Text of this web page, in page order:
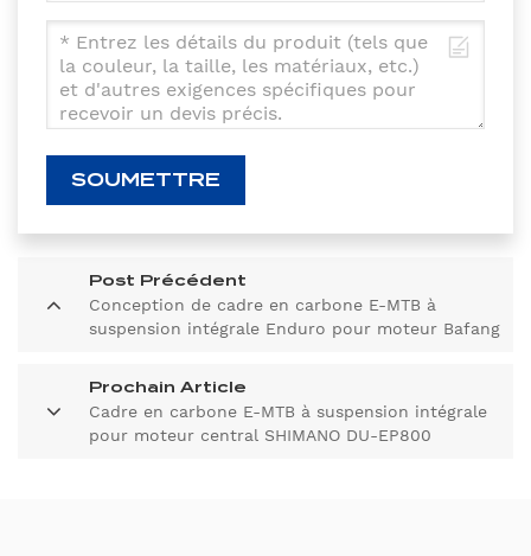
SOUMETTRE
Post Précédent
Conception de cadre en carbone E-MTB à
suspension intégrale Enduro pour moteur Bafang
Prochain Article
Cadre en carbone E-MTB à suspension intégrale
pour moteur central SHIMANO DU-EP800